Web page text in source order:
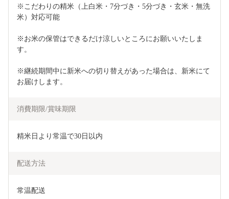
※こだわりの精米（上白米・7分づき・5分づき・玄米・無洗
米）対応可能
※お米の保管はできるだけ涼しいところにお願いいたしま
す。
※継続期間中に新米への切り替えがあった場合は、新米にて
お届けします。
消費期限/賞味期限
精米日より常温で30日以内
配送方法
常温配送